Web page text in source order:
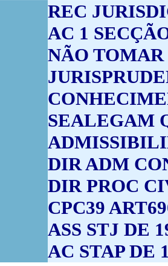
REC
AC 1
NÃO
SEALEGAM
DIR ADM
DIR PROC
CPC39
ASS STJ DE
AC STAP DE